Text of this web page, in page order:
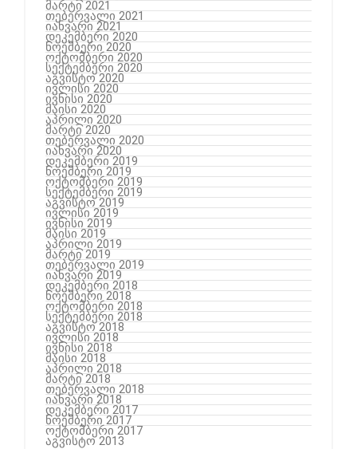
მარტი 2021
თებერვალი 2021
იანვარი 2021
დეკემბერი 2020
ნოემბერი 2020
ოქტომბერი 2020
სექტემბერი 2020
აგვისტო 2020
ივლისი 2020
ივნისი 2020
მაისი 2020
აპრილი 2020
მარტი 2020
თებერვალი 2020
იანვარი 2020
დეკემბერი 2019
ნოემბერი 2019
ოქტომბერი 2019
სექტემბერი 2019
აგვისტო 2019
ივლისი 2019
ივნისი 2019
მაისი 2019
აპრილი 2019
მარტი 2019
თებერვალი 2019
იანვარი 2019
დეკემბერი 2018
ნოემბერი 2018
ოქტომბერი 2018
სექტემბერი 2018
აგვისტო 2018
ივლისი 2018
ივნისი 2018
მაისი 2018
აპრილი 2018
მარტი 2018
თებერვალი 2018
იანვარი 2018
დეკემბერი 2017
ნოემბერი 2017
ოქტომბერი 2017
აგვისტო 2013